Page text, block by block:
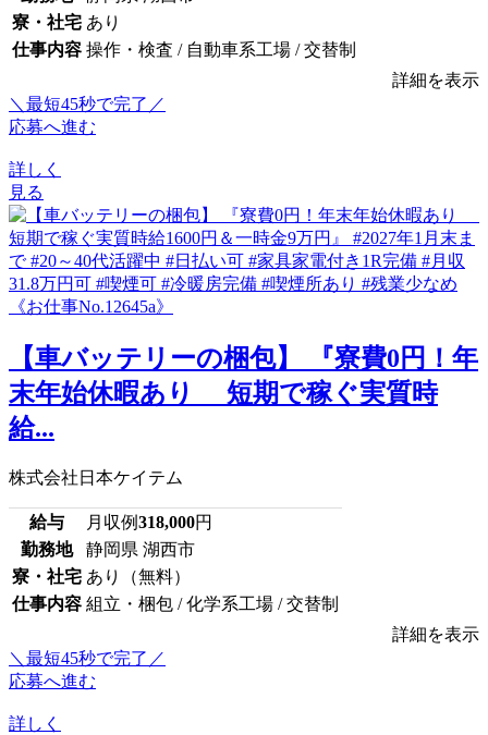
寮・社宅 あり
仕事内容 操作・検査 / 自動車系工場 / 交替制
詳細を表示
＼最短45秒で完了／
応募へ進む
詳しく
見る
【車バッテリーの梱包】 『寮費0円！年
末年始休暇あり 短期で稼ぐ実質時
給...
株式会社日本ケイテム
給与 月収例318,000円
勤務地
静岡県 湖西市
寮・社宅 あり（無料）
仕事内容 組立・梱包 / 化学系工場 / 交替制
詳細を表示
＼最短45秒で完了／
応募へ進む
詳しく